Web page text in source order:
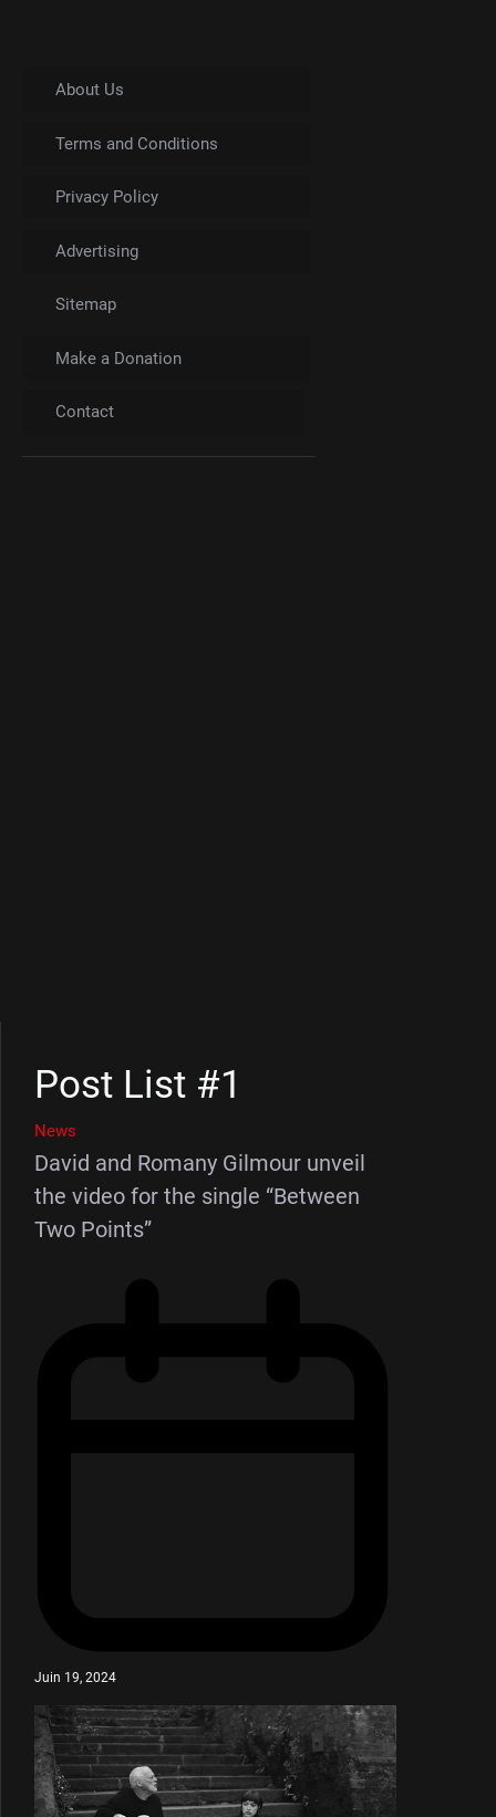
About Us
Terms and Conditions
Privacy Policy
Advertising
Sitemap
Make a Donation
Contact
Post List #1
News
David and Romany Gilmour unveil
the video for the single “Between
Two Points”
Juin 19, 2024